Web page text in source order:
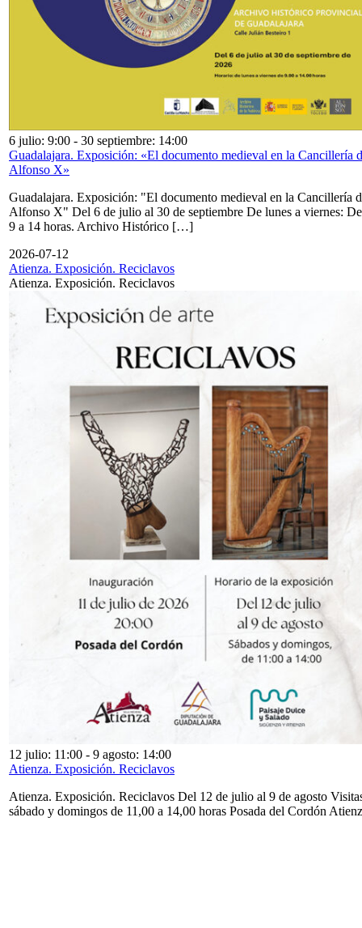
6 julio: 9:00 - 30 septiembre: 14:00
Guadalajara. Exposición: «El documento medieval en la Cancillería
Alfonso X»
Guadalajara. Exposición: "El documento medieval en la Cancillería
Alfonso X" Del 6 de julio al 30 de septiembre De lunes a viernes: De
9 a 14 horas. Archivo Histórico […]
2026-07-12
Atienza. Exposición. Reciclavos
Atienza. Exposición. Reciclavos
12 julio: 11:00 - 9 agosto: 14:00
Atienza. Exposición. Reciclavos
Atienza. Exposición. Reciclavos Del 12 de julio al 9 de agosto
sábado y domingos de 11,00 a 14,00 horas Posada del Cordón